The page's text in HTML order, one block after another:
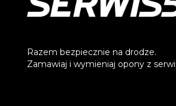
Razem bezpiecznie na drodze.
Zamawiaj i wymieniaj opony z